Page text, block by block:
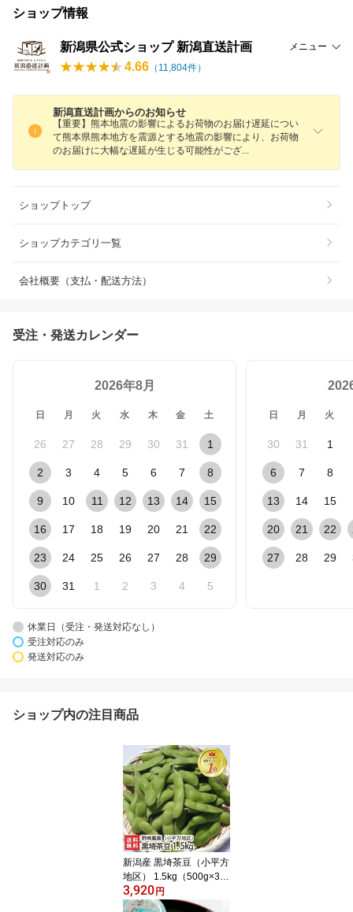
ショップ情報
新潟県公式ショップ 新潟直送計画 メニュー
4.66 （ 11,804件）
新潟直送計画からのお知らせ
【重要】熊本地震の影響によるお荷物のお届け遅延につい
て熊本県熊本地方を震源とする地震の影響により、お荷物
のお届けに大幅な遅延が生じる可能性がござ
ショップトップ
ショップカテゴリ一覧
会社概要（支払・配送方法）
受注・発送カレンダー
2026年8月
日 月 火 水 木 金 土
26 27 28 29 30 31 1
2 3 4 5 6 7 8
9 10 11 12 13 14 15
16 17 18 19 20 21 22
23 24 25 26 27 28 29
30 31 1 2 3 4 5
日 月 火
30 31 1
6 7 8
13 14 15
20 21 22
27 28 29
休業日（受注・発送対応なし）
受注対応のみ
発送対応のみ
ショップ内の注目商品
新潟産 黒埼茶豆（小平方
地区） 1.5kg（500g×3
袋）野崎農園 黒崎茶豆
くろさき茶豆 新鮮 枝豆
3,920 円